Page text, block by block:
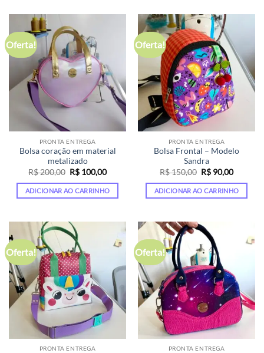
Oferta!
PRONTA ENTREGA
Bolsa coração em material
metalizado
R$200,00 O
preço
original
era:
R$ 100,00O
atual
é:
ADICIONAR AO CARRINHO
Oferta!
PRONTA ENTREGA
Bolsa Frontal – Modelo
Sandra
R$150,00 O
preço
original
era:
R$ 90,00O
atual
é:
ADICIONAR AO CARRINHO
Oferta!
PRONTA ENTREGA
Oferta!
PRONTA ENTREGA